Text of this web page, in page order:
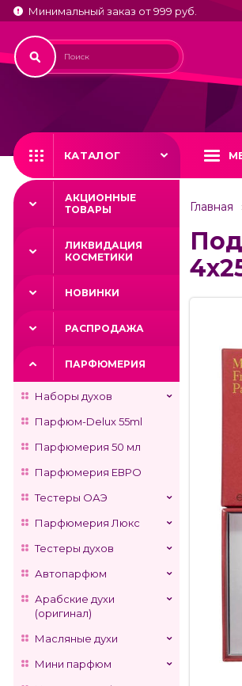
Минимальный заказ от 999 руб.
КАТАЛОГ
АКЦИОННЫЕ
ТОВАРЫ
ЛИКВИДАЦИЯ
КОСМЕТИКИ
НОВИНКИ
РАСПРОДАЖА
ПАРФЮМЕРИЯ
Наборы духов
Парфюм-Delux 55ml
Парфюмерия 50 мл
Парфюмерия ЕВРО
Тестеры ОАЭ
Парфюмерия Люкс
Тестеры духов
Автопарфюм
Арабские духи
(оригинал)
Масляные духи
Мини парфюм
Главная